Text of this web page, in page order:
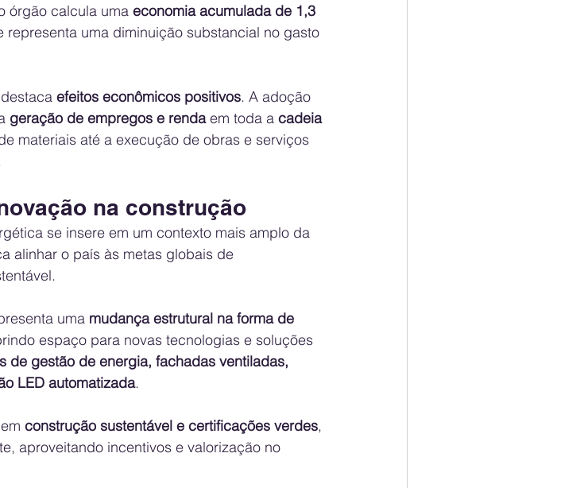
órgão calcula uma economia acumulada de 1,3
representa uma diminuição substancial no gasto
efeitos econômicos positivos. A adoção
geração de empregos e renda em toda a cadeia
materiais até a execução de obras e serviços
na construção
se insere em um contexto mais amplo da
alinhar o país às metas globais de
uma mudança estrutural na forma de
espaço para novas tecnologias e soluções
de gestão de energia, fachadas ventiladas,
LED automatizada.
construção sustentável e certificações verdes,
aproveitando incentivos e valorização no